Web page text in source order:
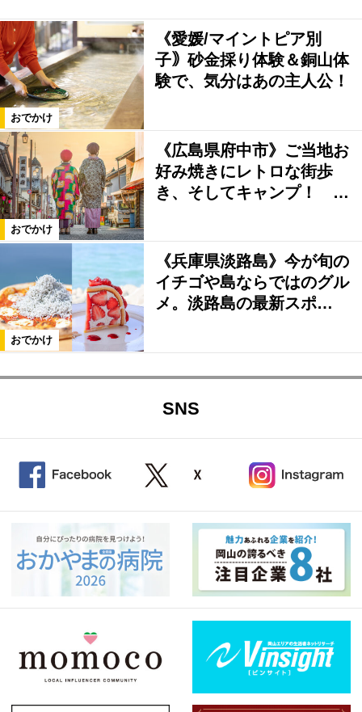
おでかけ
《愛媛/マイントピア別
子｠砂金採り体験＆銅山体
験で、気分はあの主人公！
おでかけ
《広島県府中市》ご当地お
好み焼きにレトロな街歩
き、そしてキャンプ！ …
おでかけ
《兵庫県淡路島》今が旬の
イチゴや島ならではのグル
メ。淡路島の最新スポ…
SNS